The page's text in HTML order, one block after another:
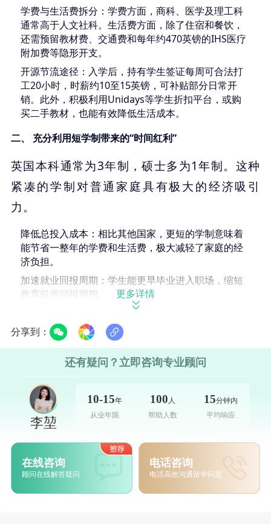
学费与生活费拆分 ：学费方面，商科、医学及理工科
通常高于人文社科。生活费方面，除了住宿和餐饮，
还需预留教材费、交通费和每年约470英镑的IHS医疗
附加费等隐形开支。
开源节流途径：入学后，持有学生签证每周可合法打
工20小时，时薪约10至15英镑，可补贴部分日常开
销。此外，积极利用Unidays等学生折扣平台，或购
买二手教材，也能有效降低生活成本。
二、 充分利用短学制带来的“时间红利”
英国本科通常为3年制，硕士多为1年制。这种
紧凑的学制对普通家庭具有极大的经济吸引
力。
降低总投入成本：相比其他国家，更短的学制意味着
能节省一整年的学费和生活费，极大减轻了家庭的经
济负担。
加速就业回报周期 ：学生能更早毕业进入职场，缩短
教育投资回报周期。
：短学制意味着课程密度大、节奏快。
学生需要具备较强的自主学习能力，才能适应英式教
育对出勤率和论文截止日期的严格要求。
三、 采取“梯度策略”科学选校
英国大学实行“滚动录取”（先到先得）原则，
普通家庭在选校时应避免盲目冲，建议采用“冲
重专业排名
：不用过分执着于综合排名。英国许多院
校在特定领域实力强劲，例如拉夫堡大学的体育科
学、巴斯大学的翻译专业等，其业内认可度往往超过
更多详情
分享到：
还有疑问？立即咨询专业顾问
李堃
10-15年
从业年限
100 人
帮助人数
15分钟内
平均响应
在线咨询
顾问在线解答疑问
电话咨询
电话高效沟通留学问题